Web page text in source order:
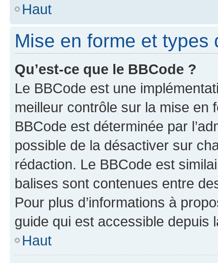
Haut
Mise en forme et types
Qu’est-ce que le BBCode ?
Le BBCode est une
meilleur contrôle sur la mise en
BBCode est déterminée par
possible de la désactiver sur
rédaction. Le BBCode est
balises sont contenues entre
Pour plus d’informations à
guide qui est accessible depuis
Haut